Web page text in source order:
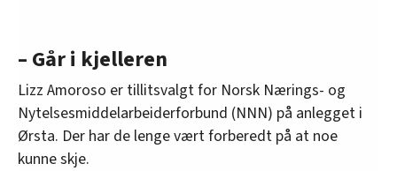
– Går i kjelleren
Lizz Amoroso er tillitsvalgt for Norsk Nærings- og
Nytelsesmiddelarbeiderforbund (NNN) på anlegget i
Ørsta. Der har de lenge vært forberedt på at noe
kunne skje.